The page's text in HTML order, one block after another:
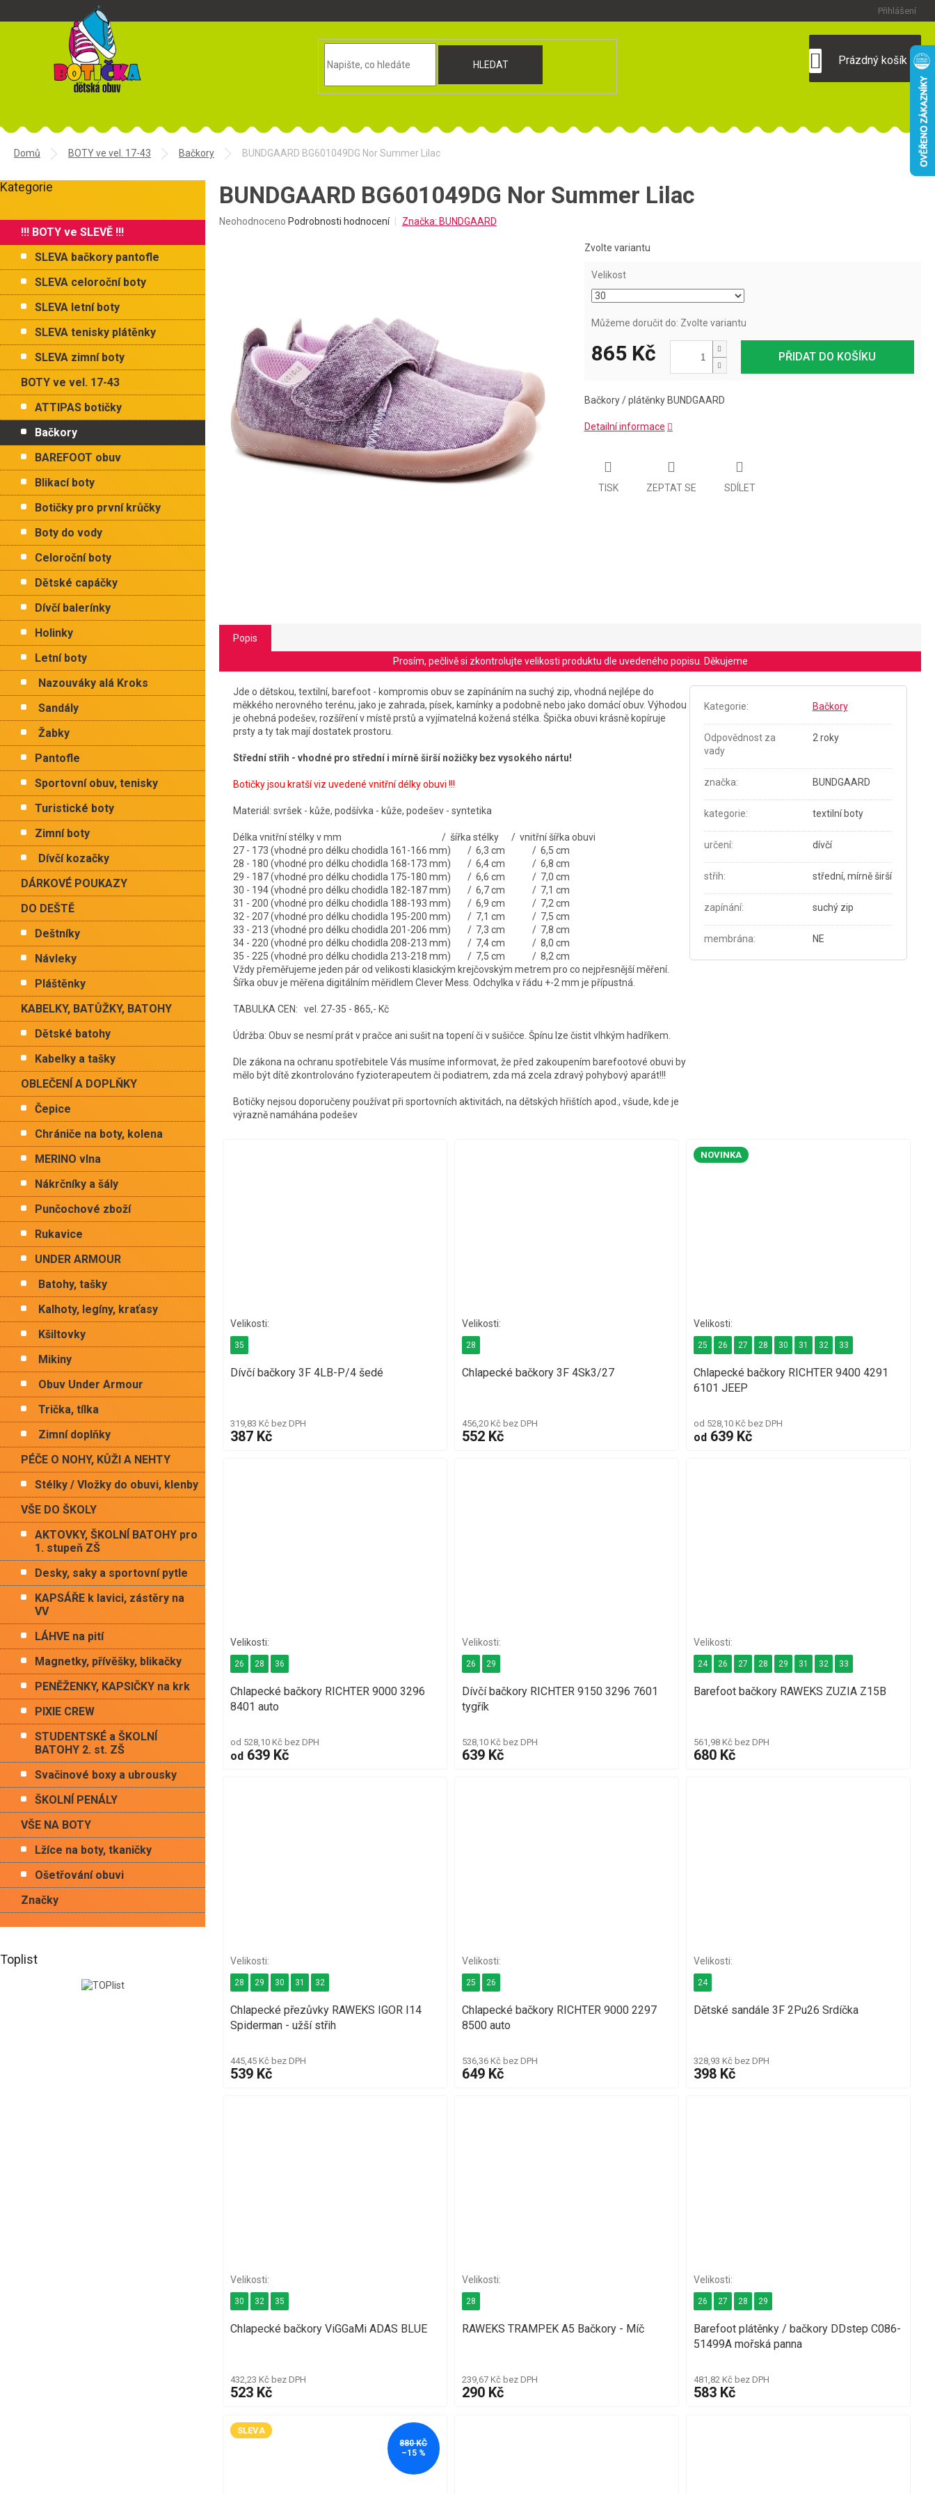
Přihlášení
HLEDAT
KOŠÍK
Prázdný košík
Domů BOTY ve vel. 17-43 Bačkory BUNDGAARD BG601049DG Nor Summer Lilac
o
t
n
í
n
l
Přeskočit
Kategorie
!!! BOTY ve SLEVĚ !!!
SLEVA bačkory pantofle
SLEVA celoroční boty
SLEVA letní boty
SLEVA tenisky plátěnky
SLEVA zimní boty
BOTY ve vel. 17-43
ATTIPAS botičky
Bačkory
BAREFOOT obuv
Blikací boty
Botičky pro první krůčky
Boty do vody
Celoroční boty
Dětské capáčky
Dívčí balerínky
Holinky
Letní boty
Nazouváky alá Kroks
Sandály
Žabky
Pantofle
Sportovní obuv, tenisky
Turistické boty
Zimní boty
Dívčí kozačky
DÁRKOVÉ POUKAZY
DO DEŠTĚ
Deštníky
Návleky
Pláštěnky
KABELKY, BATŮŽKY, BATOHY
Dětské batohy
Kabelky a tašky
OBLEČENÍ A DOPLŇKY
Čepice
Chrániče na boty, kolena
MERINO vlna
Nákrčníky a šály
Punčochové zboží
Rukavice
UNDER ARMOUR
Batohy, tašky
Kalhoty, legíny, kraťasy
Kšiltovky
Mikiny
Obuv Under Armour
Trička, tílka
Zimní doplňky
PÉČE O NOHY, KŮŽI A NEHTY
Stélky / Vložky do obuvi, klenby
VŠE DO ŠKOLY
AKTOVKY, ŠKOLNÍ BATOHY pro
1. stupeň ZŠ
Desky, saky a sportovní pytle
KAPSÁŘE k lavici, zástěry na
VV
LÁHVE na pití
Magnetky, přívěšky, blikačky
PENĚŽENKY, KAPSIČKY na krk
PIXIE CREW
STUDENTSKÉ a ŠKOLNÍ
BATOHY 2. st. ZŠ
Svačinové boxy a ubrousky
ŠKOLNÍ PENÁLY
VŠE NA BOTY
Lžíce na boty, tkaničky
Ošetřování obuvi
Značky
Toplist
BUNDGAARD BG601049DG Nor Summer Lilac
Průměrné
Neohodnoceno Podrobnosti hodnocení Značka: BUNDGAARD
Zvolte variantu
Velikost
Můžeme doručit do: Zvolte variantu
PŘIDAT DO KOŠÍKU
865 Kč
Bačkory / plátěnky BUNDGAARD
Detailní informace
TISK ZEPTAT SE SDÍLET
Popis
Prosím, pečlivě si zkontrolujte velikosti produktu dle uvedeného popisu. Děkujeme
Jde o dětskou, textilní, barefoot - kompromis obuv se zapínáním na suchý zip, vhodná nejlépe do
měkkého nerovného terénu, jako je zahrada, písek, kamínky a podobně nebo jako domácí obuv. Výhodou
je ohebná podešev, rozšíření v místě prstů a vyjímatelná kožená stélka. Špička obuvi krásně kopíruje
prsty a ty tak mají dostatek prostoru.
Střední střih - vhodné pro střední i mírně širší nožičky bez vysokého nártu!
Botičky jsou kratší viz uvedené vnitřní délky obuvi !!!
Materiál: svršek - kůže, podšívka - kůže, podešev - syntetika
Délka vnitřní stélky v mm / šířka stélky / vnitřní šířka obuvi
27 - 173 (vhodné pro délku chodidla 161-166 mm) / 6,3 cm / 6,5 cm
28 - 180 (vhodné pro délku chodidla 168-173 mm) / 6,4 cm / 6,8 cm
29 - 187 (vhodné pro délku chodidla 175-180 mm) / 6,6 cm / 7,0 cm
30 - 194 (vhodné pro délku chodidla 182-187 mm) / 6,7 cm / 7,1 cm
31 - 200 (vhodné pro délku chodidla 188-193 mm) / 6,9 cm / 7,2 cm
32 - 207 (vhodné pro délku chodidla 195-200 mm) / 7,1 cm / 7,5 cm
33 - 213 (vhodné pro délku chodidla 201-206 mm) / 7,3 cm / 7,8 cm
34 - 220 (vhodné pro délku chodidla 208-213 mm) / 7,4 cm / 8,0 cm
35 - 225 (vhodné pro délku chodidla 213-218 mm) / 7,5 cm / 8,2 cm
Vždy přeměřujeme jeden pár od velikosti klasickým krejčovským metrem pro co nejpřesnější měření.
Šířka obuv je měřena digitálním měřidlem Clever Mess. Odchylka v řádu +-2 mm je přípustná.
TABULKA CEN: vel. 27-35 - 865,- Kč
Údržba: Obuv se nesmí prát v pračce ani sušit na topení či v sušičce. Špínu lze čistit vlhkým hadříkem.
Dle zákona na ochranu spotřebitele Vás musíme informovat, že před zakoupením barefootové obuvi by
mělo být dítě zkontrolováno fyzioterapeutem či podiatrem, zda má zcela zdravý pohybový aparát!!!
Botičky nejsou doporučeny používat při sportovních aktivitách, na dětských hřištích apod., všude, kde je
výrazně namáhána podešev
Kategorie: Bačkory
Odpovědnost za
vady
2 roky
značka: BUNDGAARD
kategorie: textilní boty
určení: dívčí
střih: střední, mírně širší
zapínání: suchý zip
membrána: NE
Dívčí bačkory 3F 4LB-P/4 šedé
319,83 Kč bez DPH
387 Kč
35
Chlapecké bačkory 3F 4Sk3/27
456,20 Kč bez DPH
552 Kč
28
NOVINKA
Chlapecké bačkory RICHTER 9400 4291
6101 JEEP
od 528,10 Kč bez DPH
od639 Kč
25 26 27 28 30 31 32 33
Chlapecké bačkory RICHTER 9000 3296
8401 auto
od 528,10 Kč bez DPH
od 639 Kč
26 28 36
Dívčí bačkory RICHTER 9150 3296 7601
tygřík
528,10 Kč bez DPH
639 Kč
26 29
Barefoot bačkory RAWEKS ZUZIA Z15B
561,98 Kč bez DPH
680 Kč
24 26 27 28 29 31 32 33
Chlapecké přezůvky RAWEKS IGOR I14
Spiderman - užší střih
445,45 Kč bez DPH
539 Kč
28 29 30 31 32
Chlapecké bačkory RICHTER 9000 2297
8500 auto
536,36 Kč bez DPH
649 Kč
25 26
Dětské sandále 3F 2Pu26 Srdíčka
328,93 Kč bez DPH
398 Kč
24
Chlapecké bačkory ViGGaMi ADAS BLUE
432,23 Kč bez DPH
523 Kč
30 32 35
RAWEKS TRAMPEK A5 Bačkory - Míč
239,67 Kč bez DPH
290 Kč
28
Barefoot plátěnky / bačkory DDstep C086-
51499A mořská panna
481,82 Kč bez DPH
583 Kč
26 27 28 29
SLEVA
880 KČ
–15 %